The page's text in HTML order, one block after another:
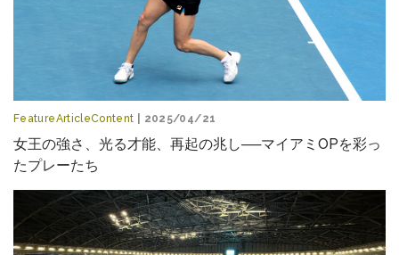
FeatureArticleContent | 2025/04/21
女王の強さ、光る才能、再起の兆し──マイアミOPを彩っ
たプレーたち